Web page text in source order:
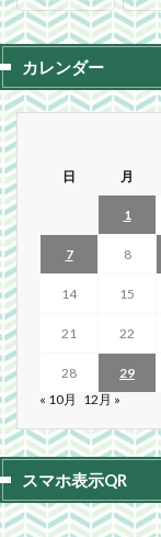
カレンダー
日 月
1
7 8
14 15
21 22
28 29
« 10月 12月 »
スマホ表示QR